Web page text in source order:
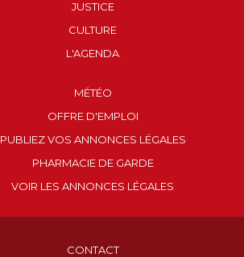
JUSTICE
CULTURE
L'AGENDA
MÉTÉO
OFFRE D'EMPLOI
PUBLIEZ VOS ANNONCES LÉGALES
PHARMACIE DE GARDE
VOIR LES ANNONCES LÉGALES
CONTACT